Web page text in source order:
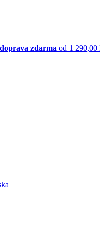
zdarma od 1 290,00